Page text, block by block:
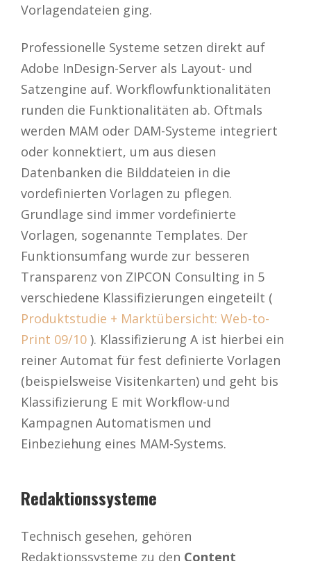
Vorlagendateien ging.
Professionelle Systeme setzen direkt auf
Adobe InDesign-Server als Layout- und
Satzengine auf. Workflowfunktionalitäten
runden die Funktionalitäten ab. Oftmals
werden MAM oder DAM-Systeme integriert
oder konnektiert, um aus diesen
Datenbanken die Bilddateien in die
vordefinierten Vorlagen zu pflegen.
Grundlage sind immer vordefinierte
Vorlagen, sogenannte Templates. Der
Funktionsumfang wurde zur besseren
Transparenz von ZIPCON Consulting in 5
verschiedene Klassifizierungen eingeteilt (
Produktstudie + Marktübersicht: Web-to-
Print 09/10 ). Klassifizierung A ist hierbei ein
reiner Automat für fest definierte Vorlagen
(beispielsweise Visitenkarten) und geht bis
Klassifizierung E mit Workflow-und
Kampagnen Automatismen und
Einbeziehung eines MAM-Systems.
Redaktionssysteme
Technisch gesehen, gehören
Redaktionssysteme zu den Content